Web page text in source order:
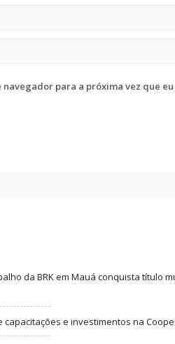
navegador para a próxima vez que
da BRK em Mauá conquista título
capacitações e investimentos na